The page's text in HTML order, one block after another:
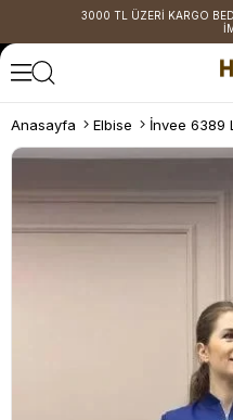
3000 TL ÜZERİ KARGO
Anasayfa Elbise İnvee 6389